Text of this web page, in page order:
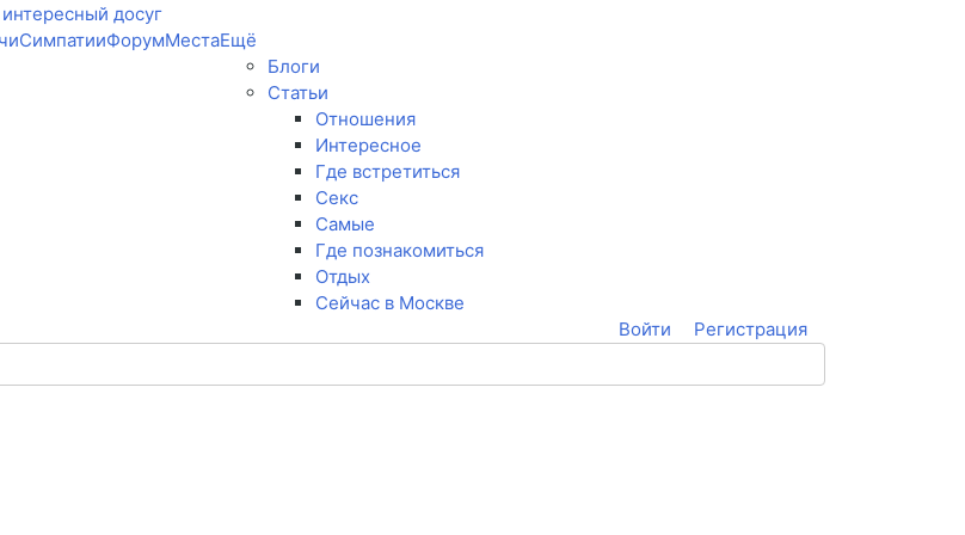
СимпатииФорумМестаЕщё
Блоги
Статьи
Отношения
Интересное
Где встретиться
Секс
Самые
Где познакомиться
Отдых
Сейчас в Москве
Войти
Регистрация